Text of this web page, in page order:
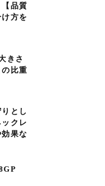
品質
方を
きさ
比重
とし
クレ
果な